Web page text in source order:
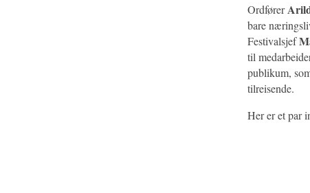
Ordfører
bare
Festivalsjef
til
publikum,
tilreisende.
Her er et par